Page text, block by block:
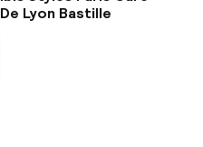
De Lyon Bastille